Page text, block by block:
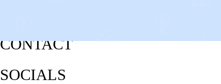
CONTACT
SOCIALS